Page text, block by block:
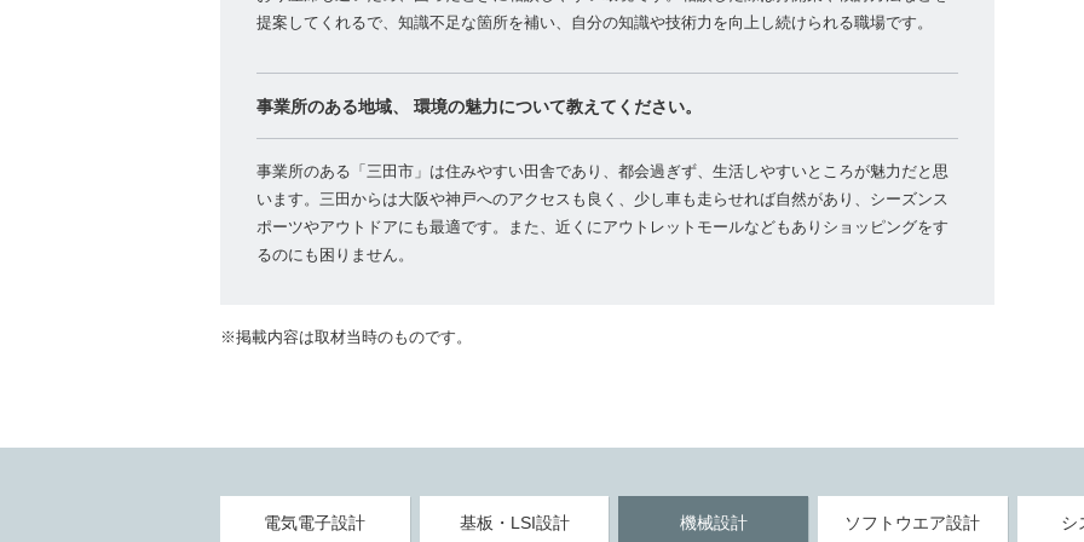
提案してくれるで、知識不足な箇所を補い、自分の知識や技術力を向上し続けられる職場です。
事業所のある地域、 環境の魅力について教えてください。
事業所のある「三田市」は住みやすい田舎であり、都会過ぎず、生活しやすいところが魅力だと思
います。三田からは大阪や神戸へのアクセスも良く、少し車も走らせれば自然があり、シーズンス
ポーツやアウトドアにも最適です。また、近くにアウトレットモールなどもありショッピングをす
るのにも困りません。
※掲載内容は取材当時のものです。
電気電子設計 基板・LSI設計 機械設計 ソフトウエア設計 シ